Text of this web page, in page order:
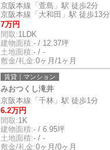
京阪本線「萱島」駅 徒歩2分
京阪本線「大和田」駅 徒歩13分
7万円
間取:1LDK
建物面積:- / 12.37坪
土地面積:- / -
敷金/礼金:0ヶ月/1ヶ月
賃貸｜マンション
みおつくし滝井
京阪本線「千林」駅 徒歩1分
6.2万円
間取:1K
建物面積:- / 6.95坪
土地面積:- / -
敷金/礼金:0ヶ月/0ヶ月